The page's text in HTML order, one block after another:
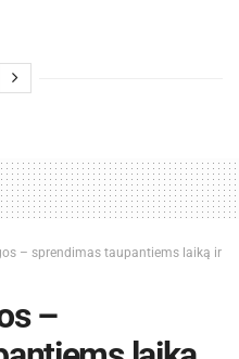
– sprendimas taupantiems laiką ir
–